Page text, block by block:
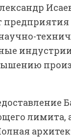
лимита,